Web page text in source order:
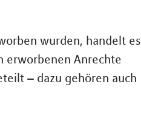
wurden, handelt es
erworbenen Anrechte
– dazu gehören auch